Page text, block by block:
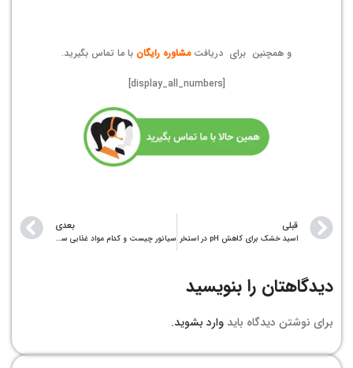
و همچنین برای دریافتمشاوره رایگان با ما تماس بگیرید.
[display_all_numbers]
قبلی
اسید خشک برای کاهش pH در استخر
بعدی
سیانور چیست و کدام مواد غذایی سیانور دارند
دیدگاهتان را بنویسید
برای نوشتن دیدگاه باید وارد بشوید.